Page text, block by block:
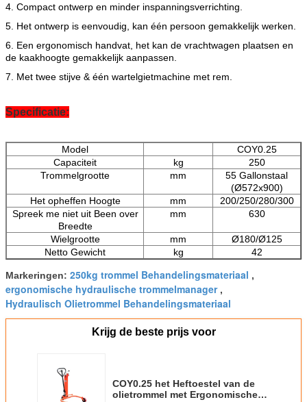
4. Compact ontwerp en minder inspanningsverrichting.
5. Het ontwerp is eenvoudig, kan één persoon gemakkelijk werken.
6. Een ergonomisch handvat, het kan de vrachtwagen plaatsen en
de kaakhoogte gemakkelijk aanpassen.
7. Met twee stijve & één wartelgietmachine met rem.
Specificatie:
Model
COY0.25
Capaciteit
kg
250
Trommelgrootte
mm
55 Gallonstaal
(Ø572x900)
Het opheffen Hoogte
mm
200/250/280/300
Spreek me niet uit Been over
Breedte
mm 630
Wielgrootte mm
Ø180/Ø125
Netto Gewicht
kg 42
Markeringen: 250kg trommel Behandelingsmateriaal ,
ergonomische hydraulische trommelmanager,
Hydraulisch Olietrommel Behandelingsmateriaal
Krijg de beste prijs voor
COY0.25 het Heftoestel van de
olietrommel met Ergonomische